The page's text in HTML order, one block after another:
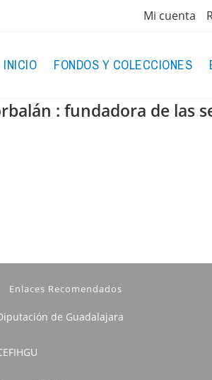
Mi cuenta
INICIO FONDOS Y COLECCIONES
: fundadora de las
Enlaces Recomendados
de Guadalajara